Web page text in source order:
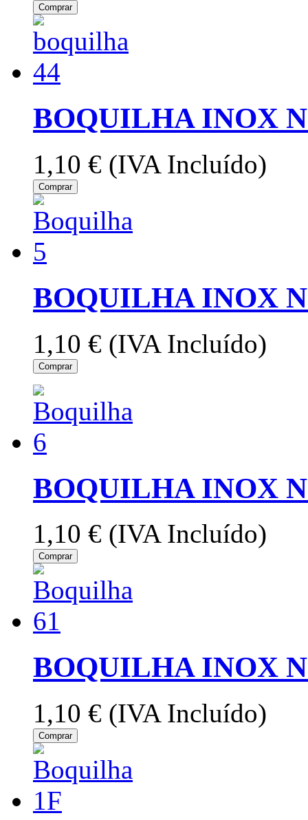
Comprar
BOQUILHA INOX
1,10 € (IVA Incluído)
Comprar
BOQUILHA INOX
1,10 € (IVA Incluído)
Comprar
BOQUILHA INOX
1,10 € (IVA Incluído)
Comprar
BOQUILHA INOX
1,10 € (IVA Incluído)
Comprar